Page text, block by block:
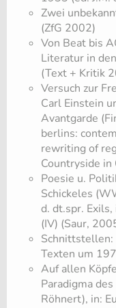
Zwei
(ZfG 2002)
Von Beat bis
Literatur in
(Text + Kritik
Versuch zur
Carl Einstein
Avantgarde
berlins:
rewriting of
Countryside
Poesie u.
Schickeles
d. dt.spr.
(IV) (Saur,
Schnittstellen:
Texten um
Auf allen
Paradigma
Röhnert), in: